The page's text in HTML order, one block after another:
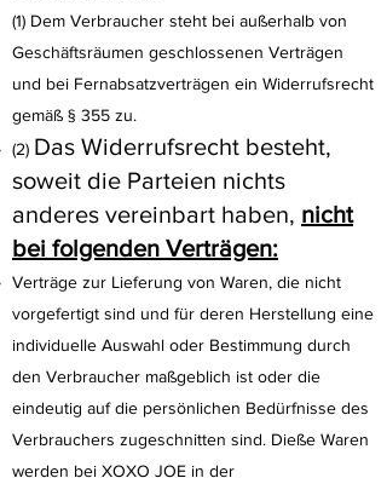
(1) Dem Verbraucher steht bei außerhalb von
Geschäftsräumen geschlossenen Verträgen
und bei Fernabsatzverträgen ein Widerrufsrecht
gemäß § 355 zu.
(2) Das Widerrufsrecht besteht,
soweit die Parteien nichts
anderes vereinbart haben, nicht
bei folgenden Verträgen:
Verträge zur Lieferung von Waren, die nicht
vorgefertigt sind und für deren Herstellung eine
individuelle Auswahl oder Bestimmung durch
den Verbraucher maßgeblich ist oder die
eindeutig auf die persönlichen Bedürfnisse des
Verbrauchers zugeschnitten sind. Dieße Waren
werden bei XOXO JOE in der